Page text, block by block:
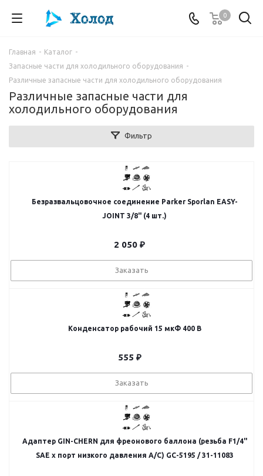
0
Главная - Каталог -
Запасные части для холодильного оборудования -
Различные запасные части для холодильного оборудования
Различные запасные части для
холодильного оборудования
Фильтр
Безразвальцовочное соединение Parker Sporlan EASY-
JOINT 3/8" (4 шт.)
2 050 ₽
Заказать
Конденсатор рабочий 15 мкФ 400 В
555 ₽
Заказать
Адаптер GIN-CHERN для фреонового баллона (резьба F1/4"
SAE х порт низкого давления А/С) GC-5195 / 31-11083